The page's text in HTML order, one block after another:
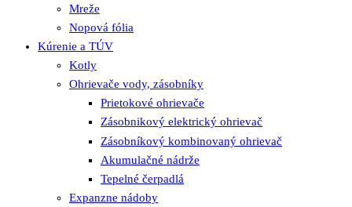
Mreže
Nopová fólia
Kúrenie a TÚV
Kotly
Ohrievače vody, zásobníky
Prietokové ohrievače
Zásobnikový elektrický ohrievač
Zásobníkový kombinovaný ohrievač
Akumulačné nádrže
Tepelné čerpadlá
Expanzne nádoby